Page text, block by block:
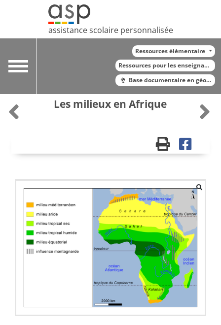
assistance scolaire personnalisée
Toggle
Ressources élémentaire
Ressources pour les enseignants
Base documentaire en
Les milieux en Afrique